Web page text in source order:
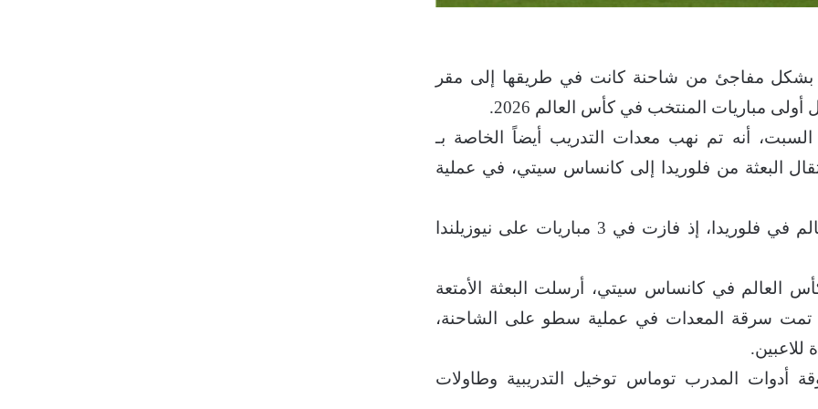
بشكل مفاجئ من شاحنة كانت في طريقها إلى مقر
مباريات المنتخب في كأس العالم 2026.
أنه تم نهب معدات التدريب أيضاً الخاصة بـ
البعثة من فلوريدا إلى كانساس سيتي، في عملية
وأقامت إنجلترا معسكراً تحضيرياً قبل كأس العالم في فلوريدا، إذ فازت في 3 مباريات على نيوزيلندا
العالم في كانساس سيتي، أرسلت البعثة الأمتعة
تمت سرقة المعدات في عملية سطو على الشاحنة،
للاعبين.
أدوات المدرب توماس توخيل التدريبية وطاولات